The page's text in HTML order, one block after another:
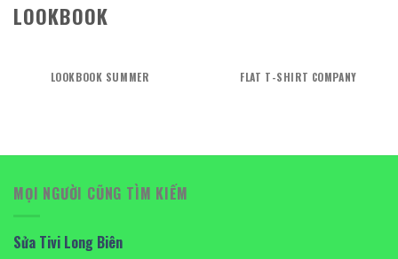
LOOKBOOK
LOOKBOOK SUMMER FLAT T-SHIRT COMPANY
MỌI NGƯỜI CŨNG TÌM KIẾM
Sửa Tivi Long Biên